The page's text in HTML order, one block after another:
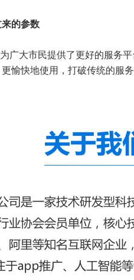
的参数
广大市民提供了更好的服务
愉快地使用，打破传统的服